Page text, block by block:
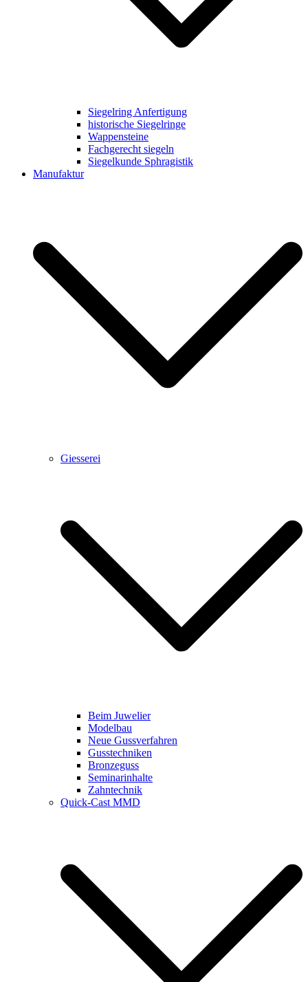
Siegelring Anfertigung
historische Siegelringe
Wappensteine
Fachgerecht siegeln
Siegelkunde Sphragistik
Manufaktur
Giesserei
Beim Juwelier
Modelbau
Neue Gussverfahren
Gusstechniken
Bronzeguss
Seminarinhalte
Zahntechnik
Quick-Cast MMD